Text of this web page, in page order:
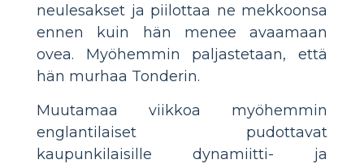
neulesakset ja piilottaa ne mekkoonsa
ennen kuin hän menee avaamaan
ovea. Myöhemmin paljastetaan, että
hän murhaa Tonderin.
Muutamaa viikkoa myöhemmin
englantilaiset pudottavat
kaupunkilaisille dynamiitti- ja